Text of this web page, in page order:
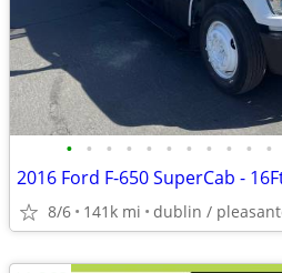
• • • • • • • • • • •
2016 Ford F-650 SuperCab -
8/6 141k mi dublin /